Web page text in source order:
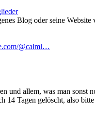
Blog oder seine
@calml…
und allem, was man sonst
14 Tagen gelöscht, also